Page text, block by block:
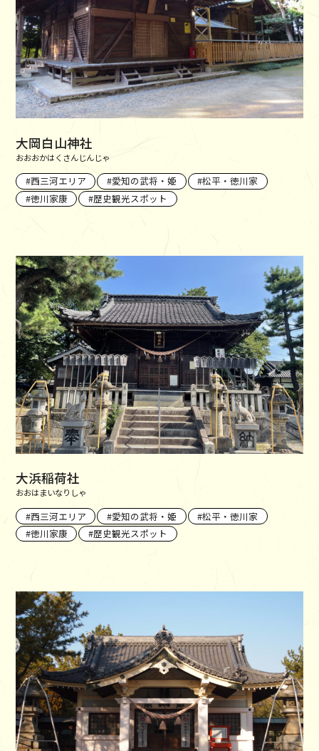
大岡白山神社
おおおかはくさんじんじゃ
西三河エリア 愛知の武将・姫
松平・徳川家
徳川家康
歴史観光スポット
大浜稲荷社
おおはまいなりしゃ
西三河エリア 愛知の武将・姫
松平・徳川家
徳川家康
歴史観光スポット